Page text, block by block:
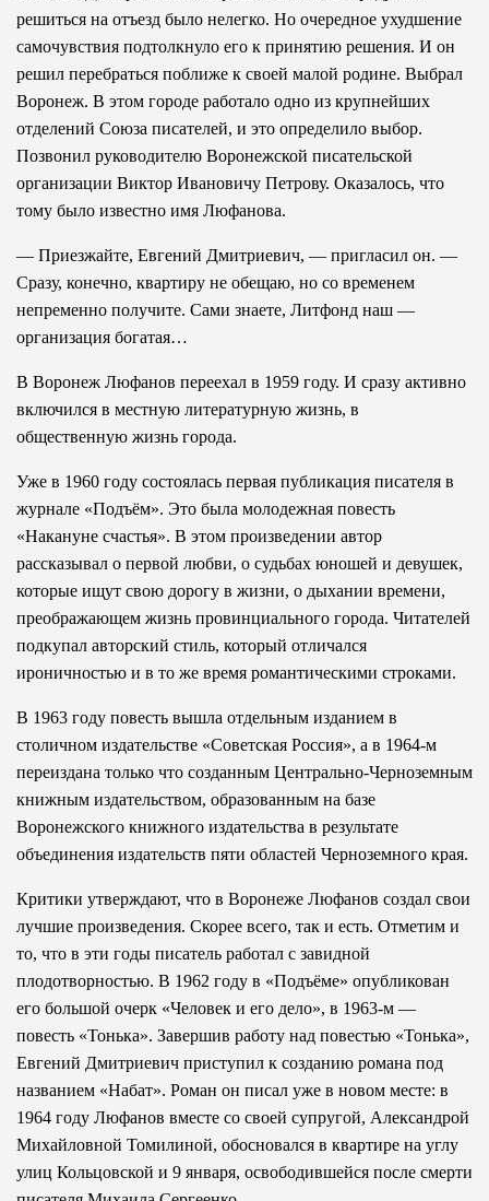
решиться на отъезд было нелегко. Но очередное ухудшение
самочувствия подтолкнуло его к принятию решения. И он
решил перебраться поближе к своей малой родине. Выбрал
Воронеж. В этом городе работало одно из крупнейших
отделений Союза писателей, и это определило выбор.
Позвонил руководителю Воронежской писательской
организации Виктор Ивановичу Петрову. Оказалось, что
тому было известно имя Люфанова.
— Приезжайте, Евгений Дмитриевич, — пригласил он. —
Сразу, конечно, квартиру не обещаю, но со временем
непременно получите. Сами знаете, Литфонд наш —
организация богатая…
В Воронеж Люфанов переехал в 1959 году. И сразу активно
включился в местную литературную жизнь, в
общественную жизнь города.
Уже в 1960 году состоялась первая публикация писателя в
журнале «Подъём». Это была молодежная повесть
«Накануне счастья». В этом произведении автор
рассказывал о первой любви, о судьбах юношей и девушек,
которые ищут свою дорогу в жизни, о дыхании времени,
преображающем жизнь провинциального города. Читателей
подкупал авторский стиль, который отличался
ироничностью и в то же время романтическими строками.
В 1963 году повесть вышла отдельным изданием в
столичном издательстве «Советская Россия», а в 1964-м
переиздана только что созданным Центрально-Черноземным
книжным издательством, образованным на базе
Воронежского книжного издательства в результате
объединения издательств пяти областей Черноземного края.
Критики утверждают, что в Воронеже Люфанов создал свои
лучшие произведения. Скорее всего, так и есть. Отметим и
то, что в эти годы писатель работал с завидной
плодотворностью. В 1962 году в «Подъёме» опубликован
его большой очерк «Человек и его дело», в 1963-м —
повесть «Тонька». Завершив работу над повестью «Тонька»,
Евгений Дмитриевич приступил к созданию романа под
названием «Набат». Роман он писал уже в новом месте: в
1964 году Люфанов вместе со своей супругой, Александрой
Михайловной Томилиной, обосновался в квартире на углу
улиц Кольцовской и 9 января, освободившейся после смерти